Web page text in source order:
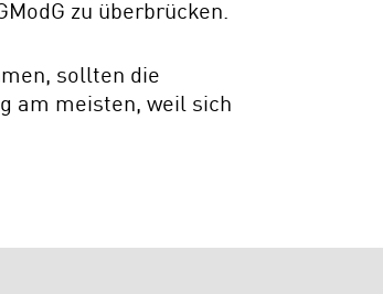
zu überbrücken.
sollten die
am meisten, weil sich